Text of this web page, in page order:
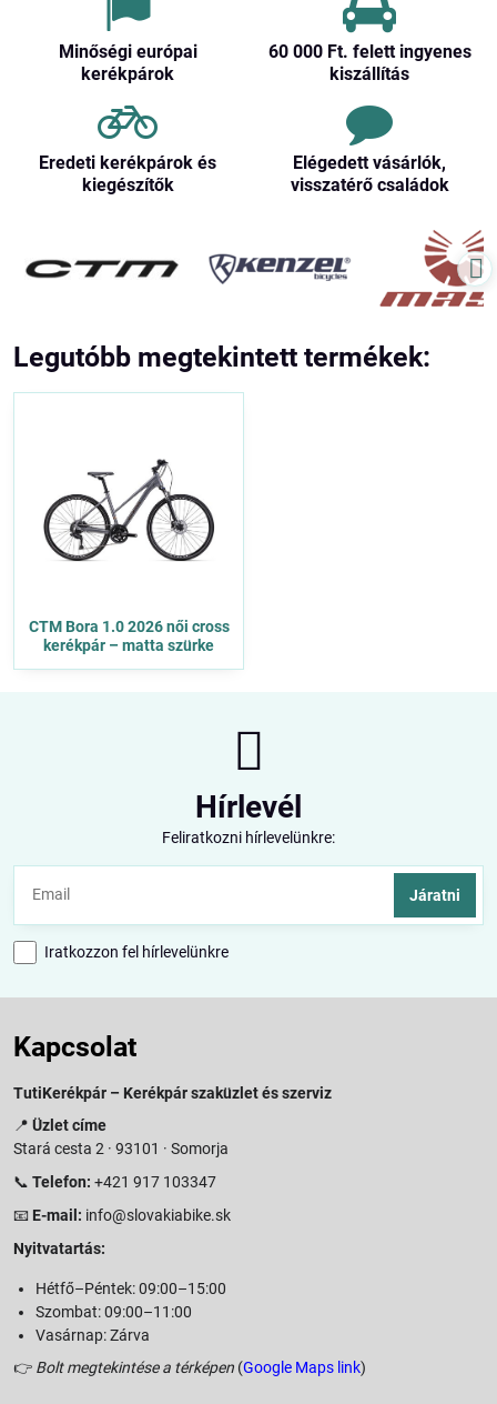
Minőségi európai
kerékpárok
60 000 Ft​. felett ingyenes
kiszállítás
Eredeti kerékpárok és
kiegészítők
Elégedett vásárlók,
visszatérő családok
Legutóbb megtekintett termékek:
CTM Bora 1.0 2026 női cross
kerékpár – matta szürke
Hírlevél
Feliratkozni hírlevelünkre:
Járatni
Iratkozzon fel hírlevelünkre
Kapcsolat
TutiKerékpár – Kerékpár szaküzlet és szerviz
📍 Üzlet címe
Stará cesta 2 · 93101 · Somorja
📞 Telefon: +421 917 103347
📧 E-mail: info@slovakiabike.sk
Nyitvatartás:
Hétfő–Péntek: 09:00–15:00
Szombat: 09:00–11:00
Vasárnap: Zárva
👉 Bolt megtekintése a térképen (Google Maps link)